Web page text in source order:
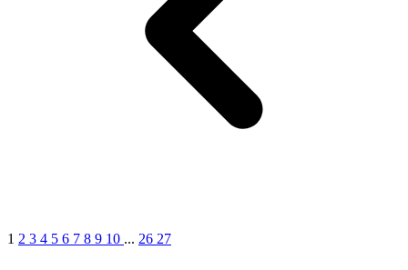
1 2 3 4 5 6 7 8 9 10 ... 26 27